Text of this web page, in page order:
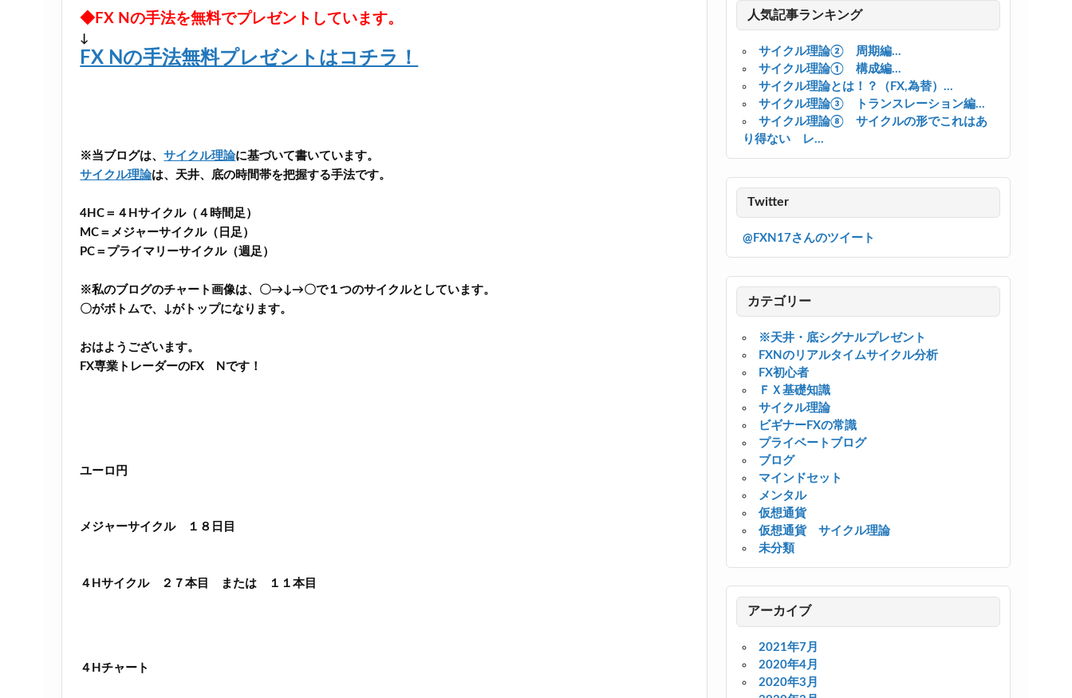
◆FX Nの手法を無料でプレゼントしています。
↓
FX Nの手法無料プレゼントはコチラ！
※当ブログは、サイクル理論に基づいて書いています。
サイクル理論は、天井、底の時間帯を把握する手法です。
4HC＝４Hサイクル（４時間足）
MC＝メジャーサイクル（日足）
PC＝プライマリーサイクル（週足）
※私のブログのチャート画像は、〇→↓→〇で１つのサイクルとしています。
〇がボトムで、↓がトップになります。
おはようございます。
FX専業トレーダーのFX Nです！
ユーロ円
メジャーサイクル １８日目
４Hサイクル ２７本目 または １１本目
４Hチャート
人気記事ランキング
サイクル理論② 周期編...
サイクル理論① 構成編...
サイクル理論とは！？（FX,為替）...
サイクル理論③ トランスレーション編...
サイクル理論⑧ サイクルの形でこれはあ
り得ない レ...
Twitter
@FXN17さんのツイート
カテゴリー
※天井・底シグナルプレゼント
FXNのリアルタイムサイクル分析
FX初心者
ＦＸ基礎知識
サイクル理論
ビギナーFXの常識
プライベートブログ
ブログ
マインドセット
メンタル
仮想通貨
仮想通貨 サイクル理論
未分類
アーカイブ
2021年7月
2020年4月
2020年3月